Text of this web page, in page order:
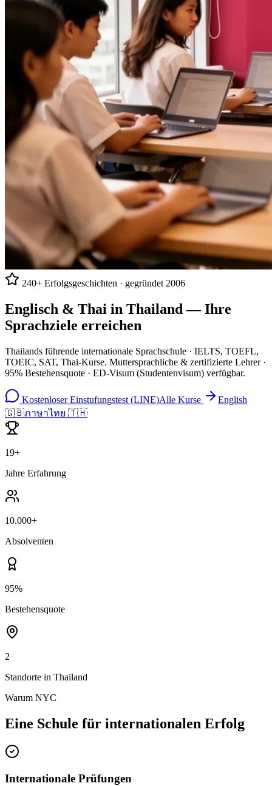
240+ Erfolgsgeschichten · gegründet 2006
Englisch & Thai in Thailand —Ihre
Sprachziele erreichen
Thailands führende internationale Sprachschule · IELTS, TOEFL,
TOEIC, SAT, Thai-Kurse. Muttersprachliche & zertifizierte Lehrer ·
95% Bestehensquote · ED-Visum (Studentenvisum) verfügbar.
Kostenloser Einstufungstest (LINE)Alle Kurse
English
🇬🇧ภาษาไทย 🇹🇭
19+
Jahre Erfahrung
10.000+
Absolventen
95%
Bestehensquote
2
Standorte in Thailand
Warum NYC
Eine Schule für internationalen Erfolg
Internationale Prüfungen